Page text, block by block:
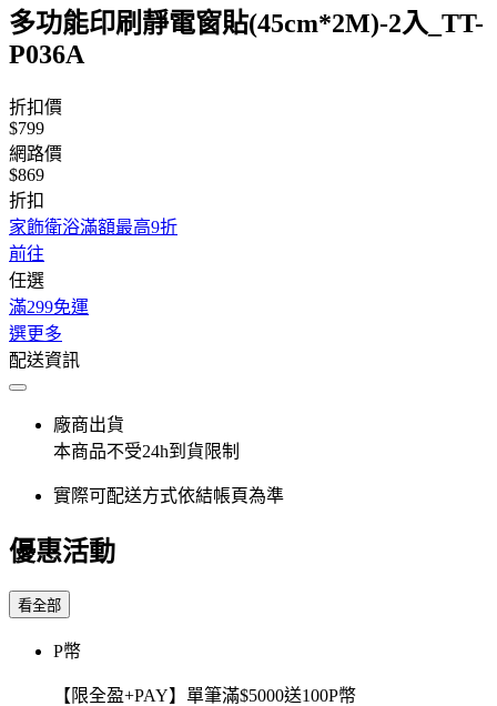
多功能印刷靜電窗貼(45cm*2M)-2入_TT-
P036A
折扣價
$799
網路價
$869
折扣
家飾衛浴滿額最高9折
前往
任選
滿299免運
選更多
配送資訊
廠商出貨
本商品不受24h到貨限制
實際可配送方式依結帳頁為準
優惠活動
看全部
P幣
【限全盈+PAY】單筆滿$5000送100P幣